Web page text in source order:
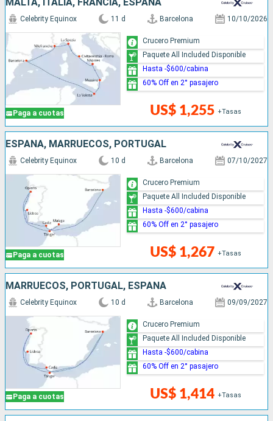
MALTA, ITALIA, FRANCIA, ESPAÑA
Paga a cuotas
Celebrity Equinox 11 d Barcelona 10/10/2026
US$ 1,255 +Tasas
Crucero Premium
Paquete All Included Disponible
Hasta -$600/cabina
60% Off en 2° pasajero
ESPAÑA, MARRUECOS, PORTUGAL
Paga a cuotas
Celebrity Equinox 10 d Barcelona 07/10/2027
US$ 1,267 +Tasas
Crucero Premium
Paquete All Included Disponible
Hasta -$600/cabina
60% Off en 2° pasajero
MARRUECOS, PORTUGAL, ESPAÑA
Paga a cuotas
Celebrity Equinox 10 d Barcelona 09/09/2027
US$ 1,414 +Tasas
Crucero Premium
Paquete All Included Disponible
Hasta -$600/cabina
60% Off en 2° pasajero